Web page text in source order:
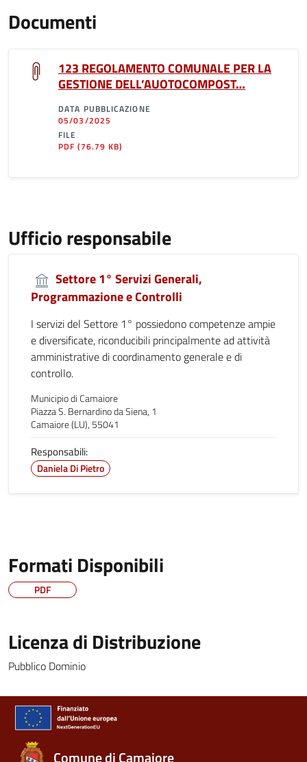
Documenti
123 REGOLAMENTO COMUNALE PER LA
GESTIONE DELL’AUOTOCOMPOST…
DATA PUBBLICAZIONE
05/03/2025
FILE
PDF(76.79 KB)
Ufficio responsabile
Settore 1° Servizi Generali,
Programmazione e Controlli
I servizi del Settore 1° possiedono competenze ampie
e diversificate, riconducibili principalmente ad attività
amministrative di coordinamento generale e di
controllo.
Municipio di Camaiore
Piazza S. Bernardino da Siena, 1
Camaiore (LU), 55041
Responsabili:
Daniela Di Pietro
Formati Disponibili
PDF
Licenza di Distribuzione
Pubblico Dominio
Comune di Camaiore